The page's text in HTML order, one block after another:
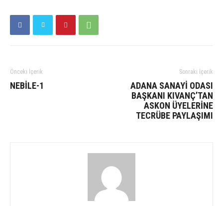
Önceki İçerik
NEBİLE-1
Sonraki İçerik
ADANA SANAYİ ODASI
BAŞKANI KIVANÇ’TAN
ASKON ÜYELERİNE
TECRÜBE PAYLAŞIMI